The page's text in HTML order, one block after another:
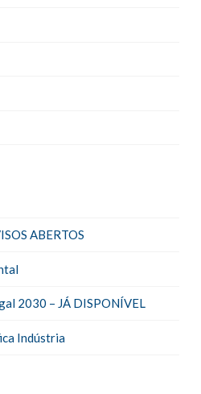
ABERTOS
2030 – JÁ DISPONÍVEL
Indústria